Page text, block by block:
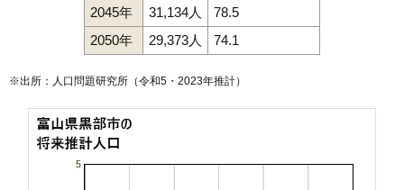
2045年
31,134人
78.5
2050年
29,373人 74.1
※出所：人口問題研究所（令和5・2023年推計）